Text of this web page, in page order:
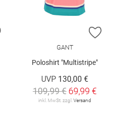
ZUR WUNSCHLISTE HINZUFÜGEN
ZUR
GANT
Poloshirt "Multistripe"
UVP 130,00 €
109,99 € 69,99 €
inkl. MwSt. zzgl. Versand